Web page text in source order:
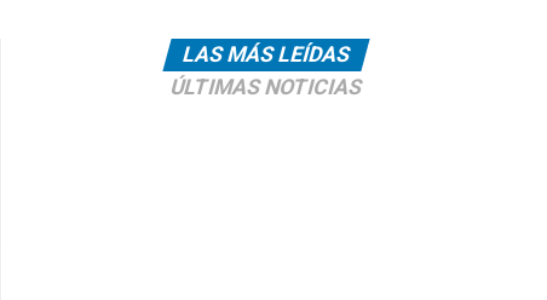
LAS MÁS LEÍDAS
ÚLTIMAS NOTICIAS